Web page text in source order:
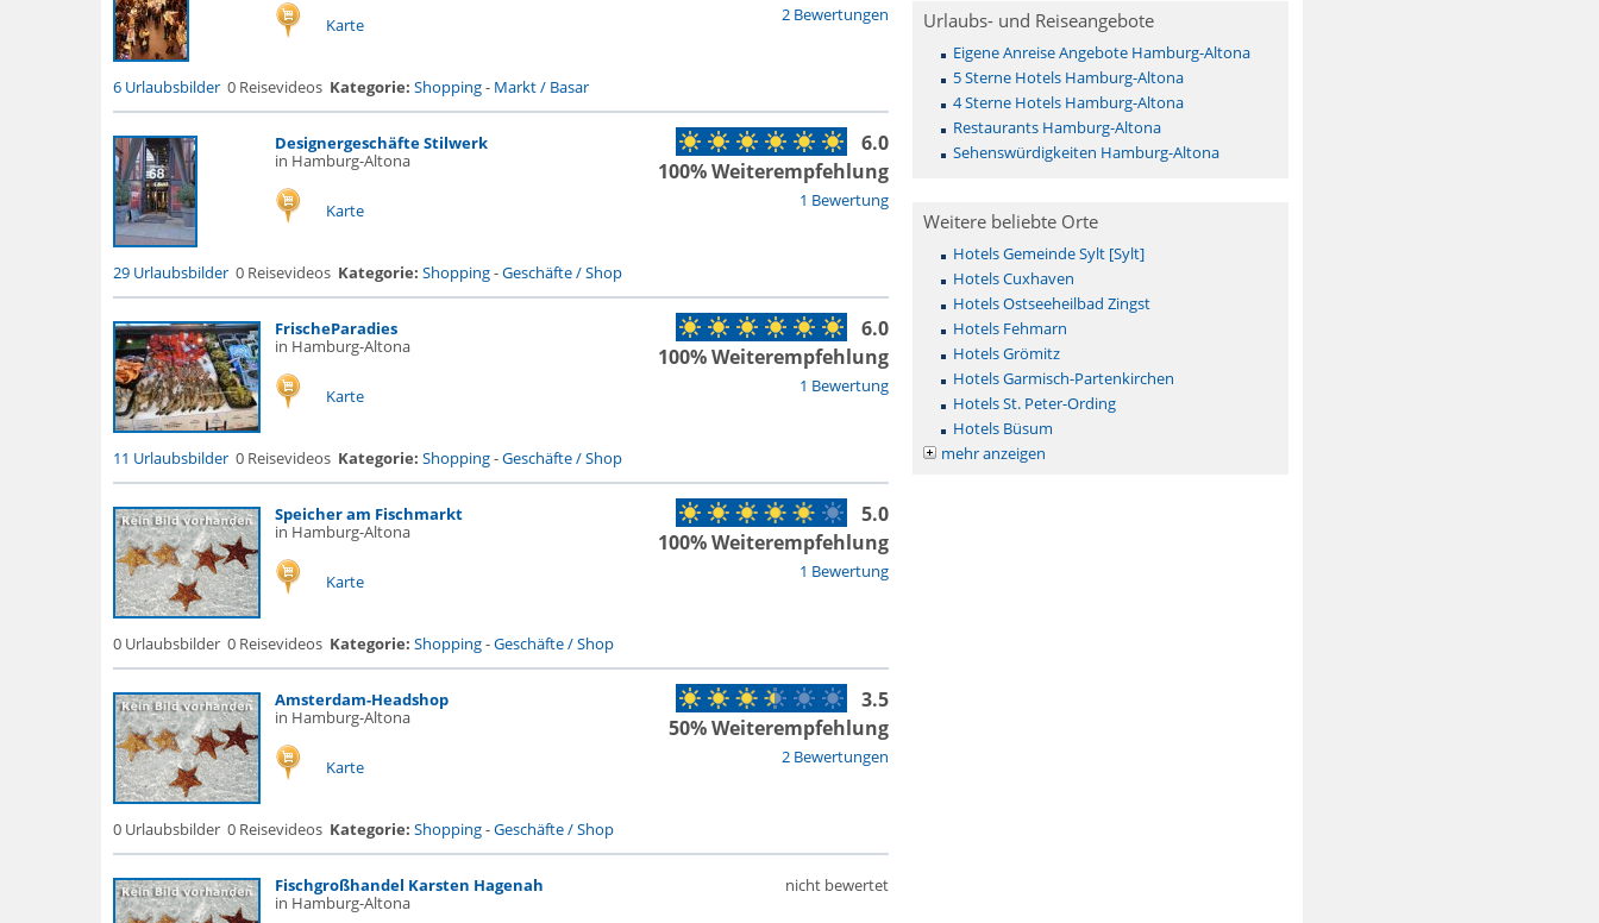
Karte 2 Bewertungen
6 Urlaubsbilder 0 Reisevideos Kategorie: Shopping- Markt / Basar
Designergeschäfte Stilwerk
in Hamburg-Altona
Karte 1 Bewertung
6.0
100% Weiterempfehlung
29 Urlaubsbilder 0 Reisevideos Kategorie: Shopping-Geschäfte / Shop
FrischeParadies
in Hamburg-Altona
Karte 1 Bewertung
6.0
100% Weiterempfehlung
11 Urlaubsbilder 0 Reisevideos Kategorie: Shopping-Geschäfte / Shop
Speicher am Fischmarkt
in Hamburg-Altona
Karte 1 Bewertung
5.0
100% Weiterempfehlung
0 Urlaubsbilder 0 Reisevideos Kategorie: Shopping-Geschäfte / Shop
Amsterdam-Headshop
in Hamburg-Altona
Karte 2 Bewertungen
3.5
50% Weiterempfehlung
0 Urlaubsbilder 0 Reisevideos Kategorie: Shopping-Geschäfte / Shop
Fischgroßhandel Karsten Hagenah
in Hamburg-Altona
nicht bewertet
Urlaubs- und Reiseangebote
Eigene Anreise Angebote Hamburg-Altona
5 Sterne Hotels Hamburg-Altona
4 Sterne Hotels Hamburg-Altona
Restaurants Hamburg-Altona
Sehenswürdigkeiten Hamburg-Altona
Weitere beliebte Orte
Hotels Gemeinde Sylt [Sylt]
Hotels Cuxhaven
Hotels Ostseeheilbad Zingst
Hotels Fehmarn
Hotels Grömitz
Hotels Garmisch-Partenkirchen
Hotels St. Peter-Ording
Hotels Büsum
mehr anzeigen